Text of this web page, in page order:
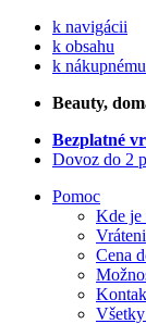
k navigácii
k obsahu
k
Beauty,
Bezplatné
Dovoz do 2
Pomoc
Kde je
Cena